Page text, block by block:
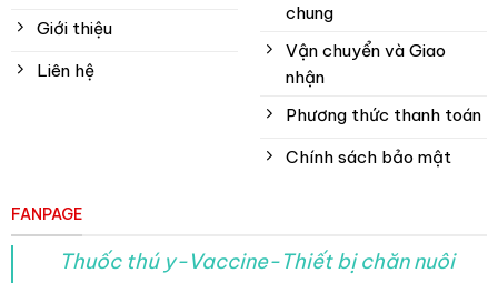
Giới thiệu
Liên hệ
chung
Vận chuyển và Giao
nhận
Phương thức thanh toán
Chính sách bảo mật
FANPAGE
Thuốc thú y-Vaccine-Thiết bị chăn nuôi